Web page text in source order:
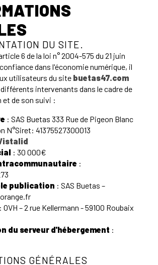
DU SITE.
6 de la loi n° 2004-575 du 21 juin
dans l'économie numérique, il
utilisateurs du site buetas47.com
intervenants dans le cadre de
et de son suivi :
: SAS Buetas 333 Rue de Pigeon Blanc
N°Siret: 41375527300013
: 30 000€
:
publication : SAS Buetas –
: OVH – 2 rue Kellermann - 59100 Roubaix
du serveur d'hébergement :
GÉNÉRALES